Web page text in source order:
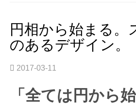
由
来
は。
円相から始まる。
のあるデザイン。
2017-03-11
「全ては円から